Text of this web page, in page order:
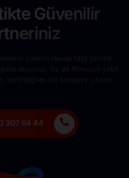
Güvenilir
307 64 44